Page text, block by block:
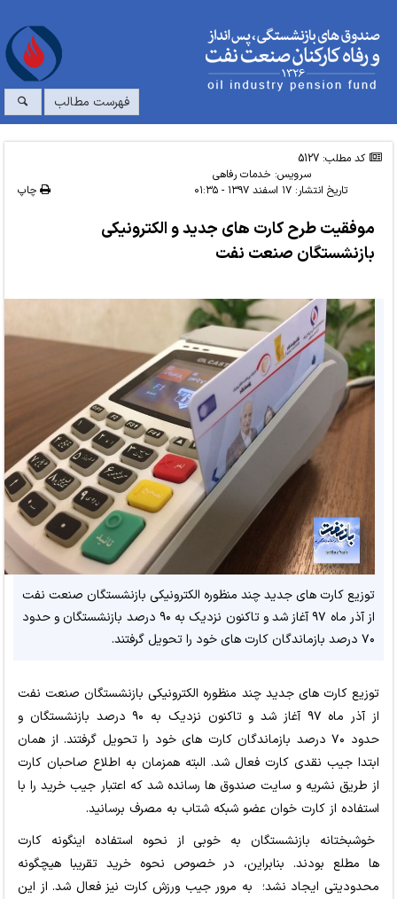
فهرست مطالب
کد مطلب: 5127
سرویس: خدمات رفاهی
تاریخ انتشار:۱۷ اسفند ۱۳۹۷ - ۰۱:۳۵ چاپ
موفقیت طرح کارت های جدید و الکترونیکی
بازنشستگان صنعت نفت
توزیع کارت های جدید چند منظوره الکترونیکی بازنشستگان صنعت نفت
از آذر ماه ۹۷ آغاز شد و تاکنون نزدیک به ۹۰ درصد بازنشستگان و حدود
۷۰ درصد بازماندگان کارت های خود را تحویل گرفتند.
توزیع کارت های جدید چند منظوره الکترونیکی بازنشستگان صنعت نفت
از آذر ماه ۹۷ آغاز شد و تاکنون نزدیک به ۹۰ درصد بازنشستگان و
حدود ۷۰ درصد بازماندگان کارت های خود را تحویل گرفتند. از همان
ابتدا جیب نقدی کارت فعال شد. البته همزمان به اطلاع صاحبان کارت
از طریق نشریه و سایت صندوق ها رسانده شد که اعتبار جیب خرید را با
استفاده از کارت خوان عضو شبکه شتاب به مصرف برسانید.
خوشبختانه بازنشستگان به خوبی از نحوه استفاده اینگونه کارت
ها مطلع بودند. بنابراین، در خصوص نحوه خرید تقریبا هیچگونه
محدودیتی ایجاد نشد؛ به مرور جیب ورزش کارت نیز فعال شد. از این